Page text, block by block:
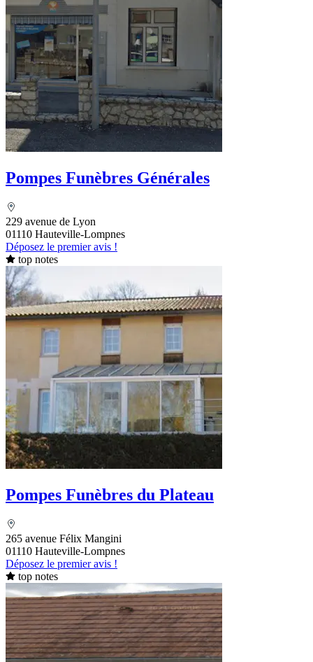
Pompes Funèbres Générales
229 avenue de Lyon
01110 Hauteville-Lompnes
Déposez le premier avis !
top notes
Pompes Funèbres du Plateau
265 avenue Félix Mangini
01110 Hauteville-Lompnes
Déposez le premier avis !
top notes